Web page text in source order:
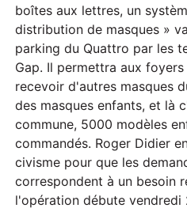
y
boîtes aux lettres, un
distribution de masques »
parking du Quattro par les
Gap. Il permettra aux
recevoir d'autres masques
des masques enfants, et là
commune, 5000 modèles
commandés. Roger Didier
civisme pour que les
correspondent à un besoin
l'opération débute vendredi